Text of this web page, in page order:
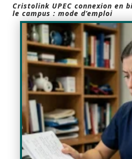
Cristolink UPEC connexion en
le campus : mode d’emploi